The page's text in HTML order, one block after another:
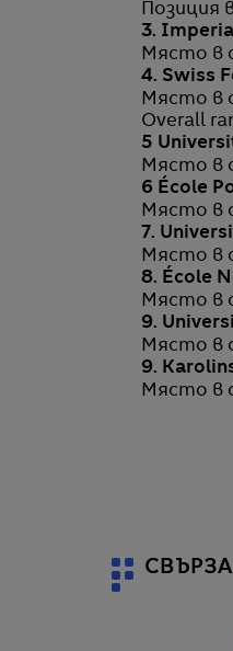
Позиция
3.
Място в
4. Swiss
Място в
Overall
5
Място в
6 École
Място в
7.
Място в
8. École
Място в
9.
Място в
9.
Място в